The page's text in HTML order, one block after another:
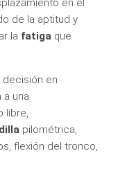
en el
de la aptitud y
la fatiga que
decisión en
a una
libre,
pilométrica,
flexión del tronco,